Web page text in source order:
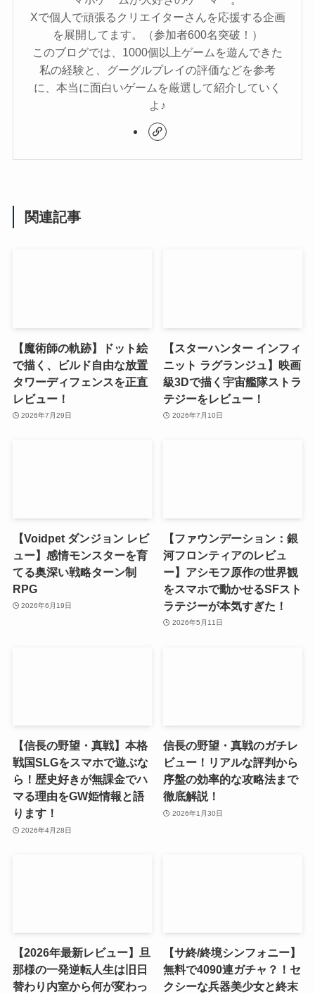
Xで個人で頑張るクリエイターさんを応援する企画
を展開してます。（参加者600名突破！）
このブログでは、1000個以上ゲームを遊んできた
私の経験と、グーグルプレイの評価などを参考
に、本当に面白いゲームを厳選して紹介していく
よ♪
関連記事
【魔術師の軌跡】ドット絵
で描く、ビルド自由な放置
タワーディフェンスを正直
レビュー！
2026年7月29日
【スターハンター インフィ
ニット ラグランジュ】映画
級3Dで描く宇宙艦隊ストラ
テジーをレビュー！
2026年7月10日
【Voidpet ダンジョン レビ
ュー】感情モンスターを育
てる奥深い戦略ターン制
RPG
2026年6月19日
【ファウンデーション：銀
河フロンティアのレビュ
ー】アシモフ原作の世界観
をスマホで動かせるSFスト
ラテジーが本気すぎた！
2026年5月11日
【信長の野望・真戦】本格
戦国SLGをスマホで遊ぶな
ら！歴史好きが無課金でハ
マる理由をGW姫情報と語
ります！
2026年4月28日
信長の野望・真戦のガチレ
ビュー！リアルな評判から
序盤の効率的な攻略法まで
徹底解説！
2026年1月30日
【2026年最新レビュー】旦
那様の一発逆転人生は旧日
替わり内室から何が変わっ
【サ終/終境シンフォニー】
無料で4090連ガチャ？！セ
クシーな兵器美少女と終末